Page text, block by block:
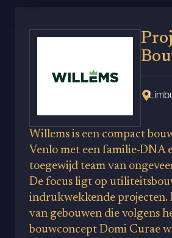
Willems is een compact
Venlo met een familie-DNA
toegewijd team van
De focus ligt op
indrukwekkende projecten.
van gebouwen die volgens
bouwconcept Domi Curae